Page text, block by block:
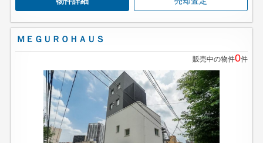
ＭＥＧＵＲＯＨＡＵＳ
販売中の物件0件